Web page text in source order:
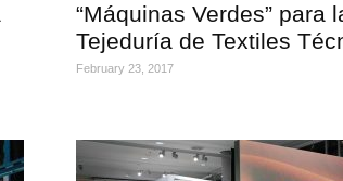
“Máquinas Verdes” para
Tejeduría de Textiles
February 23, 2017